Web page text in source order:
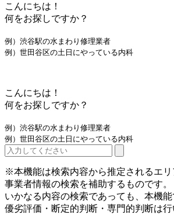
こんにちは！
何をお探しですか？
例）渋谷駅の水まわり修理業者
例）世田谷区の土日にやっている内科
こんにちは！
何をお探しですか？
例）渋谷駅の水まわり修理業者
例）世田谷区の土日にやっている内科
※本機能は検索内容から推定されるエリ
事業者情報の検索を補助するものです。
いかなる内容の検索であっても、本機能
優劣評価・断定的判断・専門的判断は行